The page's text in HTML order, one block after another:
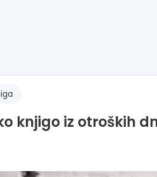
knjigo iz otroških